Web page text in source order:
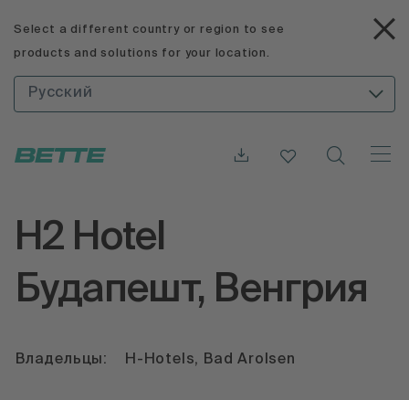
Select a different country or region to see
products and solutions for your location.
Русский
H2 Hotel
Будапешт, Венгрия
Владельцы: H-Hotels, Bad Arolsen